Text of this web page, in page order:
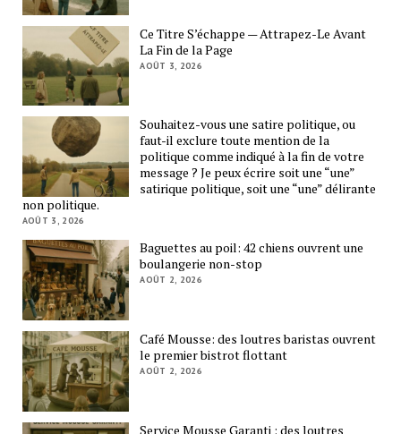
Ce Titre S’échappe — Attrapez-Le Avant
La Fin de la Page
AOÛT 3, 2026
Souhaitez-vous une satire politique, ou
faut-il exclure toute mention de la
politique comme indiqué à la fin de votre
message ? Je peux écrire soit une “une”
satirique politique, soit une “une” délirante
non politique.
AOÛT 3, 2026
Baguettes au poil: 42 chiens ouvrent une
boulangerie non-stop
AOÛT 2, 2026
Café Mousse: des loutres baristas ouvrent
le premier bistrot flottant
AOÛT 2, 2026
Service Mousse Garanti : des loutres